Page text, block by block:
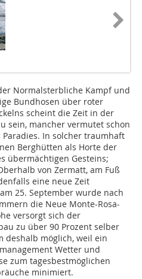
Normalsterbliche Kampf und
Bundhosen über roter
scheint die Zeit in der
sein, mancher vermutet schon
In solcher traumhaft
Berg­hütten als Horte der
übermächtigen Gesteins;
von Zermatt, am Fuß
eine neue Zeit
25. September wurde nach
die Neue Monte-Rosa-
versorgt sich der
zu über 90 Prozent selber
deshalb möglich, weil ein
Wetter und
zum tagesbestmöglichen
minimiert.